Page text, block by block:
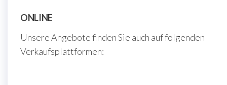
ONLINE
Unsere Angebote finden Sie auch auf folgenden
Verkaufsplattformen: